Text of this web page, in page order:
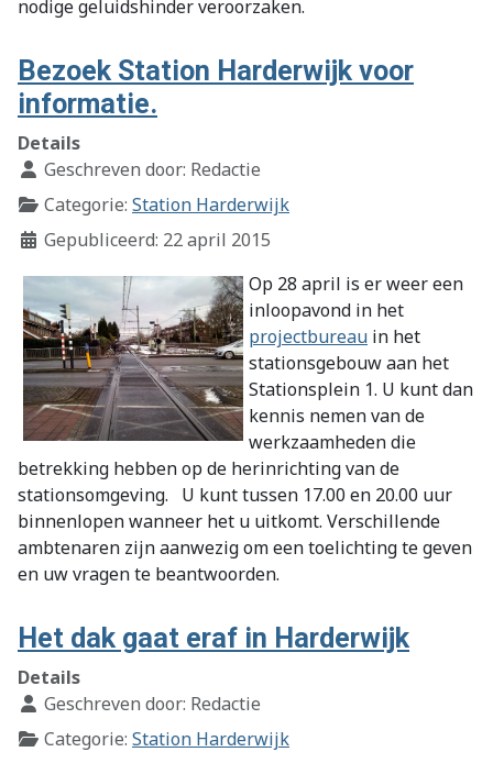
nodige geluidshinder veroorzaken.
Bezoek Station Harderwijk voor
informatie.
Details
Geschreven door: Redactie
Categorie: Station Harderwijk
Gepubliceerd: 22 april 2015
Op 28 april is er weer een
inloopavond in het
projectbureau in het
stationsgebouw aan het
Stationsplein 1. U kunt dan
kennis nemen van de
werkzaamheden die
betrekking hebben op de herinrichting van de
stationsomgeving. U kunt tussen 17.00 en 20.00 uur
binnenlopen wanneer het u uitkomt. Verschillende
ambtenaren zijn aanwezig om een toelichting te geven
en uw vragen te beantwoorden.
Het dak gaat eraf in Harderwijk
Details
Geschreven door: Redactie
Categorie: Station Harderwijk